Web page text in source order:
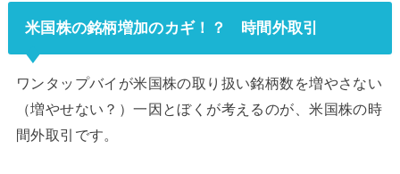
米国株の銘柄増加のカギ！？ 時間外取引
ワンタップバイが米国株の取り扱い銘柄数を増やさない
（増やせない？）一因とぼくが考えるのが、米国株の時
間外取引です。